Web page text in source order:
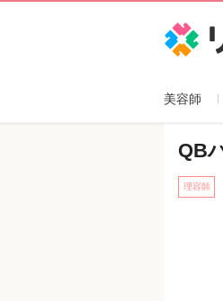
美容師
QB
理容師